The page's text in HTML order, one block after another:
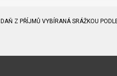
DAŇ Z PŘÍJMŮ VYBÍRANÁ SRÁŽKOU